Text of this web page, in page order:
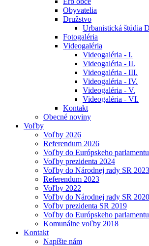
Obyvatelia
Družstvo
Urbanistická štúdia
Fotogaléria
Videogaléria
Videogaléria - I.
Videogaléria - II.
Videogaléria - III.
Videogaléria - IV.
Videogaléria - V.
Videogaléria - VI.
Kontakt
Obecné noviny
Voľby
Voľby 2026
Referendum 2026
Voľby do Európskeho
Voľby prezidenta 2024
Voľby do Národnej rady SR 2023
Referendum 2023
Voľby 2022
Voľby do Národnej rady SR 2020
Voľby prezidenta SR 2019
Voľby do Európskeho
Komunálne voľby 2018
Kontakt
Napíšte nám